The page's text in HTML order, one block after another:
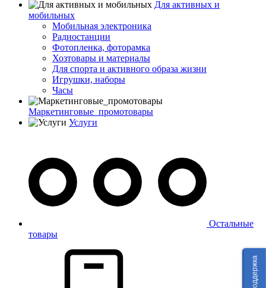
Для активных и
мобильных
Мобильная электроника
Радиостанции
Фотопленка, фоторамка
Хозтовары и материалы
Для спорта и активного образа жизни
Игрушки, наборы
Часы
Маркетинговые_промотовары
Услуги
Остальные
товары